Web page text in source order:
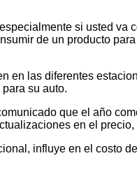
si usted
de un producto
en las diferentes
su auto.
que el año
en el
influye en el costo